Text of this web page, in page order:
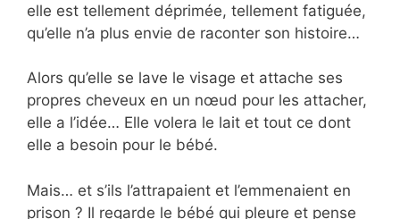
elle est tellement déprimée, tellement fatiguée,
qu’elle n’a plus envie de raconter son histoire…
Alors qu’elle se lave le visage et attache ses
propres cheveux en un nœud pour les attacher,
elle a l’idée… Elle volera le lait et tout ce dont
elle a besoin pour le bébé.
Mais… et s’ils l’attrapaient et l’emmenaient en
prison ? Il regarde le bébé qui pleure et pense